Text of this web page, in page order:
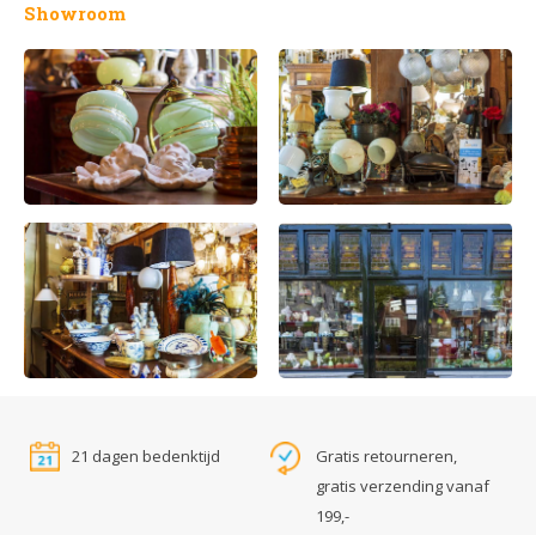
Showroom
21 dagen bedenktijd
Gratis retourneren,
gratis verzending vanaf
199,-